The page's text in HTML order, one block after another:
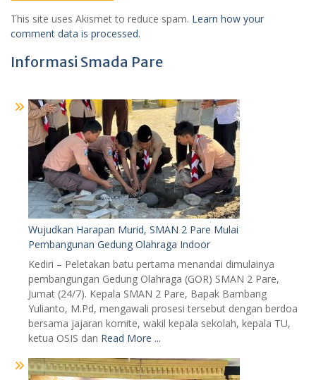
This site uses Akismet to reduce spam. Learn how your
comment data is processed.
Informasi Smada Pare
Wujudkan Harapan Murid, SMAN 2 Pare Mulai
Pembangunan Gedung Olahraga Indoor
Kediri – Peletakan batu pertama menandai dimulainya
pembangungan Gedung Olahraga (GOR) SMAN 2 Pare,
Jumat (24/7). Kepala SMAN 2 Pare, Bapak Bambang
Yulianto, M.Pd, mengawali prosesi tersebut dengan berdoa
bersama jajaran komite, wakil kepala sekolah, kepala TU,
ketua OSIS dan Read More ...